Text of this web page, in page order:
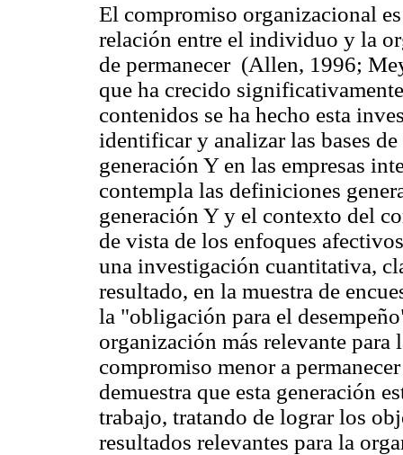
El compromiso organizacional
relación entre el individuo y la
de permanecer (Allen, 1996;
que ha crecido
contenidos se ha hecho esta
identificar y analizar las bases
generación Y en las empresas
contempla las definiciones
generación Y y el contexto del
de vista de los enfoques
una investigación cuantitativa,
resultado, en la muestra de
la "obligación para el
organización más relevante
compromiso menor a
demuestra que esta generación
trabajo, tratando de lograr los
resultados relevantes para la